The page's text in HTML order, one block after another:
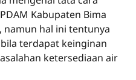
Kabupaten Bima
namun hal ini tentunya
terdapat keinginan
ketersediaan air